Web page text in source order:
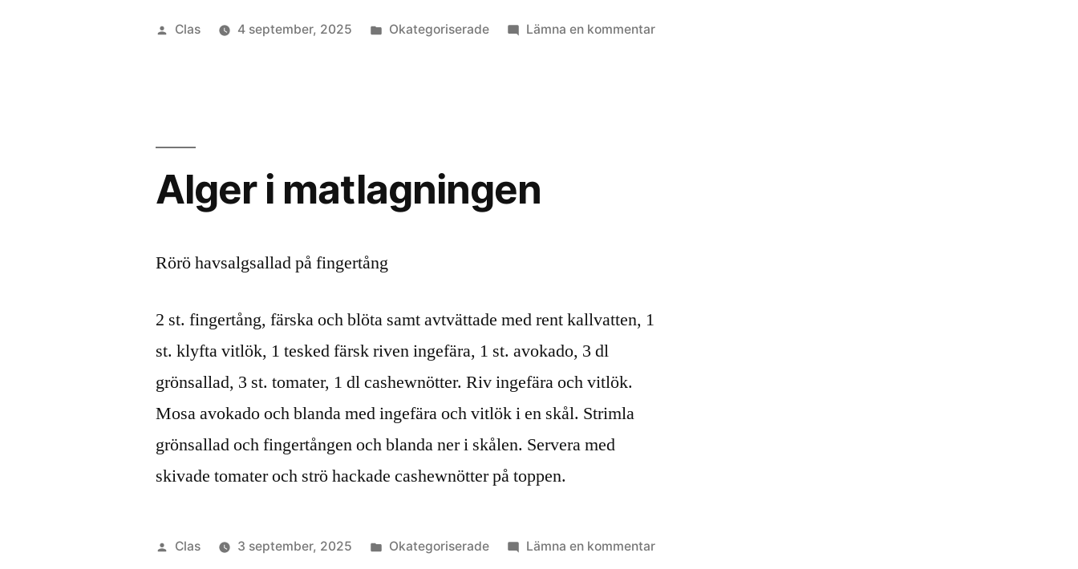
Publicerat
Clas 4 september, 2025
Publicerat
Okategoriserade Lämna en kommentartill
Alger i matlagningen
Rörö havsalgsallad på fingertång
2 st. fingertång, färska och blöta samt avtvättade med rent kallvatten, 1
st. klyfta vitlök, 1 tesked färsk riven ingefära, 1 st. avokado, 3 dl
grönsallad, 3 st. tomater, 1 dl cashewnötter. Riv ingefära och vitlök.
Mosa avokado och blanda med ingefära och vitlök i en skål. Strimla
grönsallad och fingertången och blanda ner i skålen. Servera med
skivade tomater och strö hackade cashewnötter på toppen.
Publicerat
Clas 3 september, 2025
Publicerat
Okategoriserade Lämna en kommentartill